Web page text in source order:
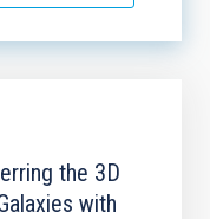
the 3D
with